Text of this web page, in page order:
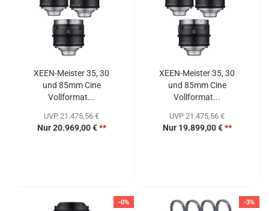
XEEN-Meister 35, 30
und 85mm Cine
Vollformat...
UVP 21.475,56 €
Nur 20.969,00 €**
XEEN-Meister 35, 30
und 85mm Cine
Vollformat...
UVP 21.475,56 €
Nur 19.899,00 €**
-0% -3%